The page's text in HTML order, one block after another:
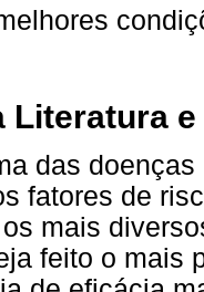
Literatura
das
fatores de
mais
feito o mais